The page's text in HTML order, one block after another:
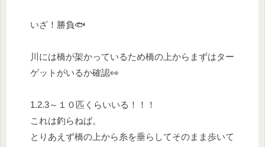
いざ！勝負🐟
川には橋が架かっているため橋の上からまずはター
ゲットがいるか確認👀
1.2.3～１０匹くらいいる！！！
これは釣らねば。
とりあえず橋の上から糸を垂らしてそのまま歩いて